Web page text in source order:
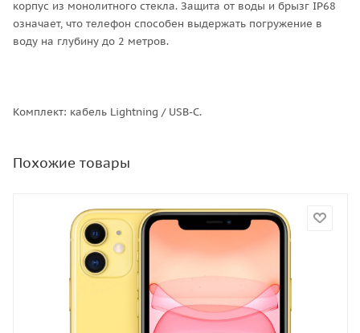
корпус из монолитного стекла. Защита от воды и брызг IP68
означает, что телефон способен выдержать погружение в
воду на глубину до 2 метров.
Комплект: кабель Lightning / USB-C.
Похожие товары